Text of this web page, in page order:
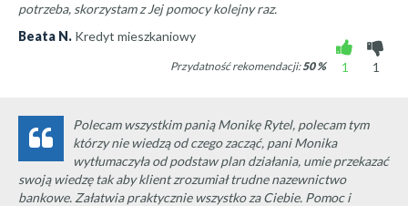
potrzeba, skorzystam z Jej pomocy kolejny raz.
Beata N. Kredyt mieszkaniowy
1
1
Przydatność rekomendacji:50%
Polecam wszystkim panią Monikę Rytel, polecam tym
którzy nie wiedzą od czego zacząć, pani Monika
wytłumaczyła od podstaw plan działania, umie przekazać
swoją wiedzę tak aby klient zrozumiał trudne nazewnictwo
bankowe. Załatwia praktycznie wszystko za Ciebie. Pomoc i